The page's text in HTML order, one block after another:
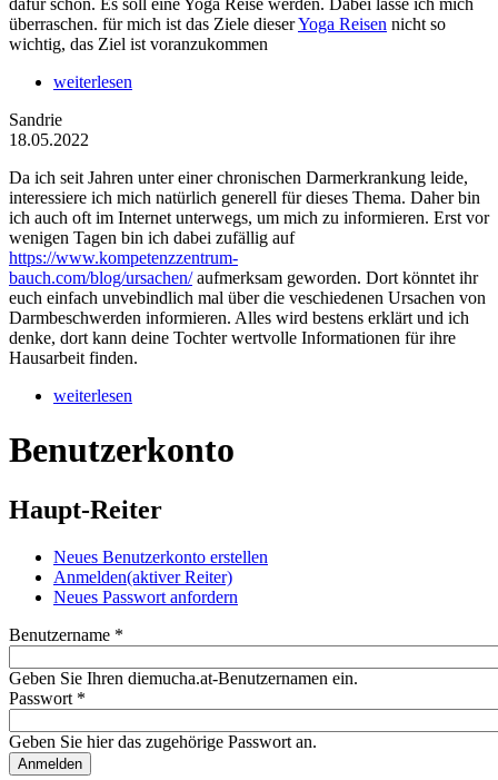
dafür schon. Es soll eine Yoga Reise werden. Dabei lasse ich mich
überraschen. für mich ist das Ziele dieserYoga Reisen nicht so
wichtig, das Ziel ist voranzukommen
weiterlesen
Sandrie
18.05.2022
Da ich seit Jahren unter einer chronischen Darmerkrankung leide,
interessiere ich mich natürlich generell für dieses Thema. Daher bin
ich auch oft im Internet unterwegs, um mich zu informieren. Erst vor
wenigen Tagen bin ich dabei zufällig auf
https://www.kompetenzzentrum-
bauch.com/blog/ursachen/aufmerksam geworden. Dort könntet ihr
euch einfach unvebindlich mal über die veschiedenen Ursachen von
Darmbeschwerden informieren. Alles wird bestens erklärt und ich
denke, dort kann deine Tochter wertvolle Informationen für ihre
Hausarbeit finden.
weiterlesen
Benutzerkonto
Haupt-Reiter
Neues Benutzerkonto erstellen
Anmelden(aktiver Reiter)
Neues Passwort anfordern
Benutzername *
Geben Sie Ihren diemucha.at-Benutzernamen ein.
Passwort *
Geben Sie hier das zugehörige Passwort an.